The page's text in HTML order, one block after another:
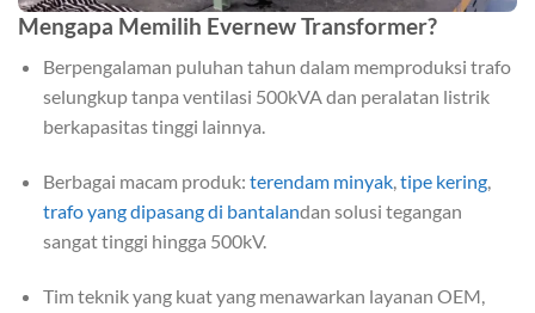
Mengapa Memilih Evernew Transformer?
Berpengalaman puluhan tahun dalam memproduksi trafo
selungkup tanpa ventilasi 500kVA dan peralatan listrik
berkapasitas tinggi lainnya.
Berbagai macam produk: terendam minyak,tipe kering,
trafo yang dipasang di bantalandan solusi tegangan
sangat tinggi hingga 500kV.
Tim teknik yang kuat yang menawarkan layanan OEM,